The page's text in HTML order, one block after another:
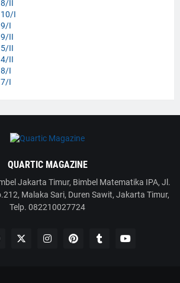
II
I
I
II
II
II
I
I
QUARTIC MAGAZINE
Jakarta Timur, Bimbel Matematika IPA, Jl.
Malaka Sari, Duren Sawit, Jakarta Timur,
Telp. 082210027724